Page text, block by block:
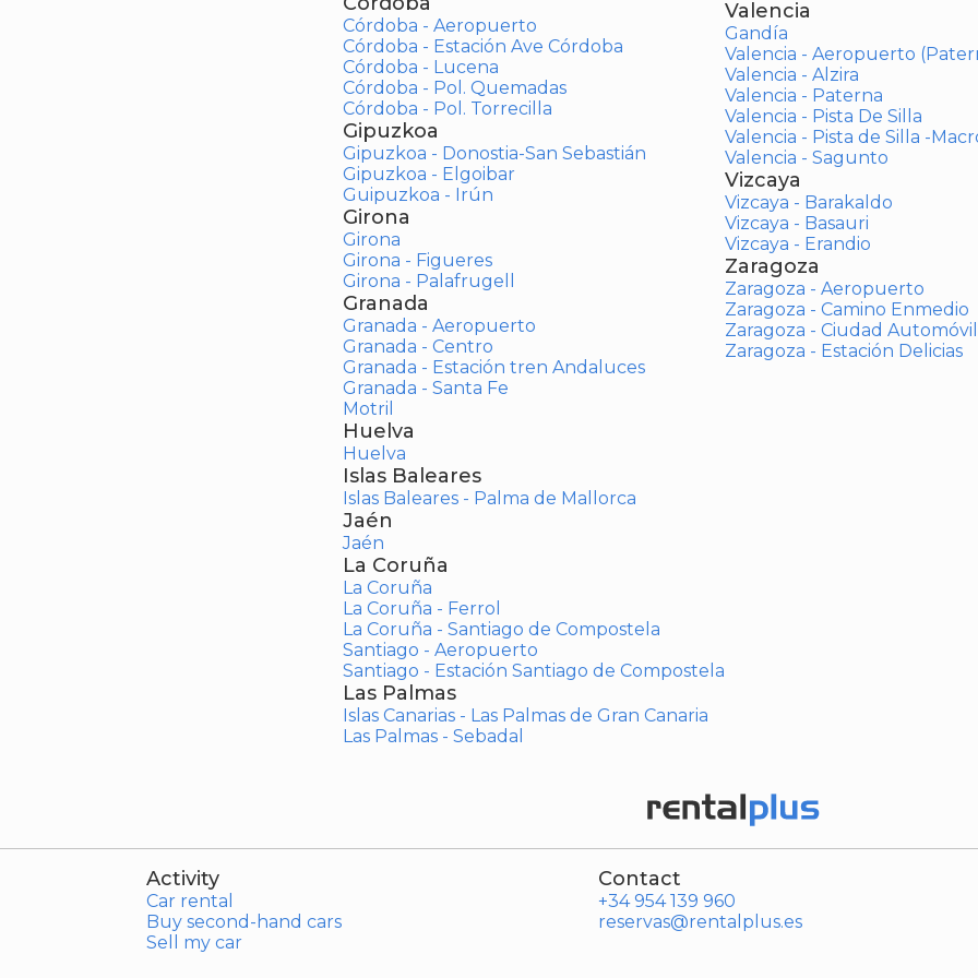
Córdoba - Aeropuerto
Córdoba - Estación Ave Córdoba
Córdoba - Lucena
Córdoba - Pol. Quemadas
Córdoba - Pol. Torrecilla
Gipuzkoa
Gipuzkoa - Donostia-San Sebastián
Gipuzkoa - Elgoibar
Guipuzkoa - Irún
Girona
Girona
Girona - Figueres
Girona - Palafrugell
Granada
Granada - Aeropuerto
Granada - Centro
Granada - Estación tren Andaluces
Granada - Santa Fe
Motril
Huelva
Huelva
Islas Baleares
Islas Baleares - Palma de Mallorca
Jaén
Jaén
La Coruña
La Coruña
La Coruña - Ferrol
La Coruña - Santiago de Compostela
Santiago - Aeropuerto
Santiago - Estación Santiago de Compostela
Las Palmas
Islas Canarias - Las Palmas de Gran Canaria
Las Palmas - Sebadal
Valencia
Gandía
Valencia - Aeropuerto
Valencia - Alzira
Valencia - Paterna
Valencia - Pista De Silla
Valencia - Pista de Silla -
Valencia - Sagunto
Vizcaya
Vizcaya - Barakaldo
Vizcaya - Basauri
Vizcaya - Erandio
Zaragoza
Zaragoza - Aeropuerto
Zaragoza - Camino Enmedio
Zaragoza - Ciudad Automóvil
Zaragoza - Estación Delicias
Activity
Car rental
Buy second-hand cars
Sell my car
Contact
+34 954 139 960
reservas@rentalplus.es